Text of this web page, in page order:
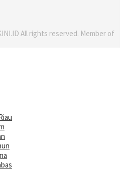
All rights reserved. Member of